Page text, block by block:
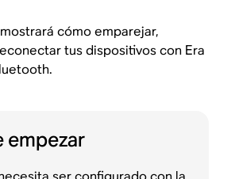
cómo emparejar,
tus dispositivos con Era
empezar